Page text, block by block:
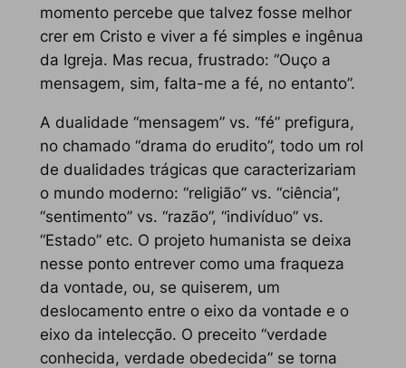
momento percebe que talvez fosse melhor
crer em Cristo e viver a fé simples e ingênua
da Igreja. Mas recua, frustrado: “Ouço a
mensagem, sim, falta-me a fé, no entanto”.
A dualidade “mensagem” vs. “fé” prefigura,
no chamado “drama do erudito”, todo um rol
de dualidades trágicas que caracterizariam
o mundo moderno: “religião” vs. “ciência”,
“sentimento” vs. “razão”, “indivíduo” vs.
“Estado” etc. O projeto humanista se deixa
nesse ponto entrever como uma fraqueza
da vontade, ou, se quiserem, um
deslocamento entre o eixo da vontade e o
eixo da intelecção. O preceito “verdade
conhecida, verdade obedecida” se torna